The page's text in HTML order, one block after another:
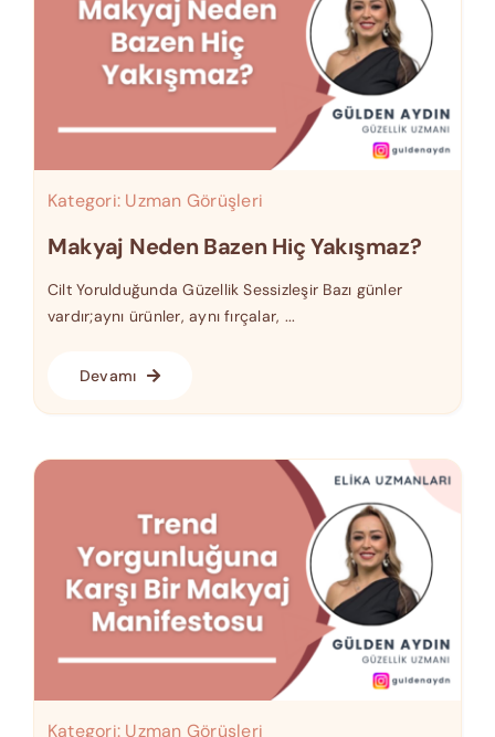
Kategori: Uzman Görüşleri
Makyaj Neden Bazen Hiç Yakışmaz?
Cilt Yorulduğunda Güzellik Sessizleşir Bazı günler
vardır;aynı ürünler, aynı fırçalar, ...
Devamı
Kategori: Uzman Görüşleri